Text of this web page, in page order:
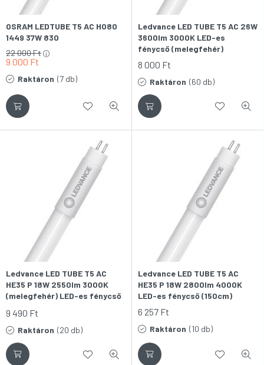
OSRAM LEDTUBE T5 AC HO80
1449 37W 830
9 000 Ft
22 000Ft
Raktáron (7 db)
Ledvance LED TUBE T5 AC 26W
3600lm 3000K LED-es
fénycső (melegfehér)
8 000 Ft
Raktáron (60 db)
Ledvance LED TUBE T5 AC
HE35 P 18W 2550lm 3000K
(melegfehér) LED-es fénycső
9 490 Ft
Raktáron (20 db)
Ledvance LED TUBE T5 AC
HE35 P 18W 2800lm 4000K
LED-es fénycső (150cm)
6 257 Ft
Raktáron (10 db)